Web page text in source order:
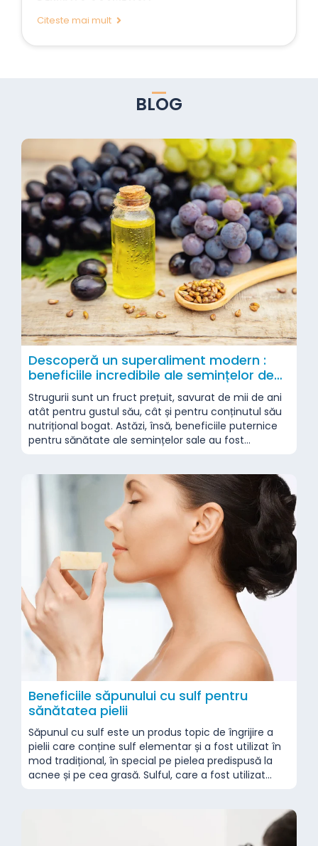
Citeste mai mult
BLOG
Descoperă un superaliment modern :
beneficiile incredibile ale semințelor de
struguri
Strugurii sunt un fruct prețuit, savurat de mii de ani
atât pentru gustul său, cât și pentru conținutul său
nutrițional bogat. Astăzi, însă, beneficiile puternice
pentru sănătate ale semințelor sale au fost
Clasificate drept superaliment de mulți experți,...
Beneficiile săpunului cu sulf pentru
sănătatea pielii
Săpunul cu sulf este un produs topic de îngrijire a
pielii care conține sulf elementar și a fost utilizat în
mod tradițional, în special pe pielea predispusă la
acnee și pe cea grasă. Sulful, care a fost utilizat